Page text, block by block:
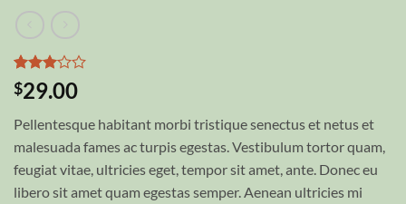
Valutato
3su 5
base di
2
recensioni
$29.00
Pellentesque habitant morbi tristique senectus et netus et
malesuada fames ac turpis egestas. Vestibulum tortor quam,
feugiat vitae, ultricies eget, tempor sit amet, ante. Donec eu
libero sit amet quam egestas semper. Aenean ultricies mi